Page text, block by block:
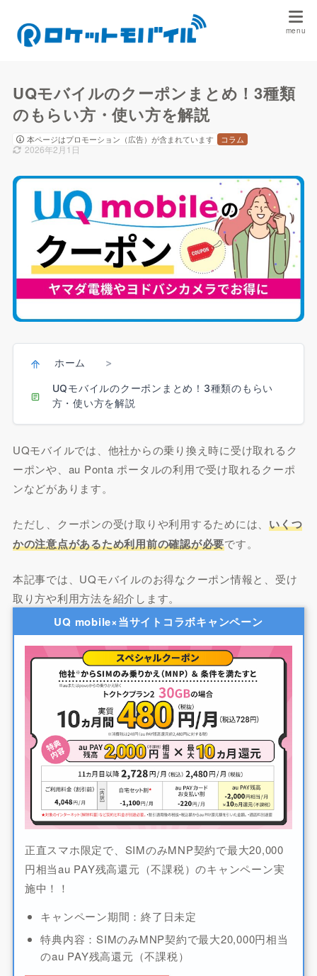
UQモバイルのクーポンまとめ！3種類
のもらい方・使い方を解説
本ページはプロモーション（広告）が含まれています コラム
2026年2月1日
ホーム >
UQモバイルのクーポンまとめ！3種類のもらい
方・使い方を解説
UQモバイルでは、他社からの乗り換え時に受け取れるク
ーポンや、au Ponta ポータルの利用で受け取れるクーポ
ンなどがあります。
ただし、クーポンの受け取りや利用するためには、いくつ
かの注意点があるため利用前の確認が必要です。
本記事では、UQモバイルのお得なクーポン情報と、受け
取り方や利用方法を紹介します。
UQ mobile×当サイトコラボキャンペーン
正直スマホ限定で、SIMのみMNP契約で最大20,000
円相当au PAY残高還元（不課税）のキャンペーン実
施中！！
キャンペーン期間：終了日未定
特典内容：SIMのみMNP契約で最大20,000円相当
のau PAY残高還元（不課税）